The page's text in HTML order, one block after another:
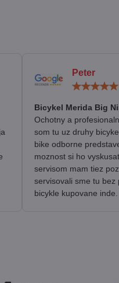
Peter
Bicykel Merida Big
Ochotny a
som tu uz druhy
bike odborne
moznost si ho
servisom mam tiez
servisovali sme tu bez
bicykle kupovane inde.